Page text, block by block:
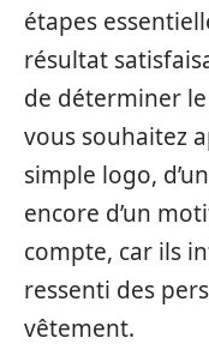
étapes
résultat
de déterminer le
vous souhaitez
simple logo,
encore d’un
compte, car ils
ressenti des
vêtement.